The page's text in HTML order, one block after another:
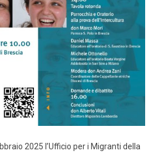
2025 l’Ufficio per i Migranti della